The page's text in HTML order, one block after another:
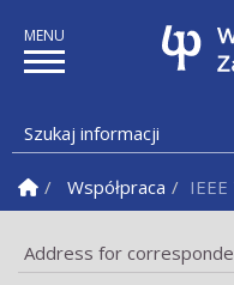
Szukaj informacji
Strona Główna
Współpraca
Address for